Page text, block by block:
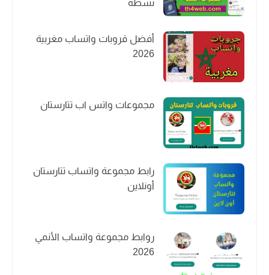
نشطة
أفضل قروبات واتساب مغربية
2026
مجموعات واتس اب تتارستان
رابط مجموعة واتساب تتارستان
أونلاين
روابط مجموعة واتساب الأنمي
2026